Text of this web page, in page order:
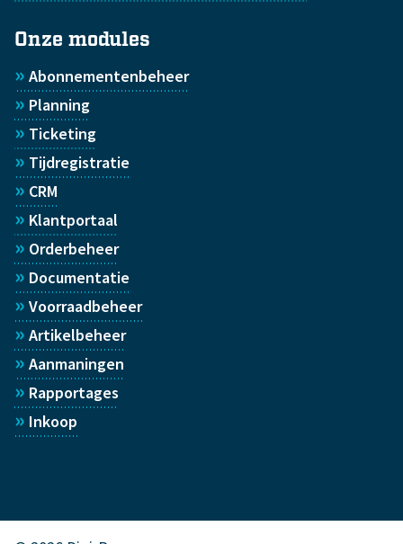
Onze modules
» Abonnementenbeheer
» Planning
» Ticketing
» Tijdregistratie
» CRM
» Klantportaal
» Orderbeheer
» Documentatie
» Voorraadbeheer
» Artikelbeheer
» Aanmaningen
» Rapportages
» Inkoop